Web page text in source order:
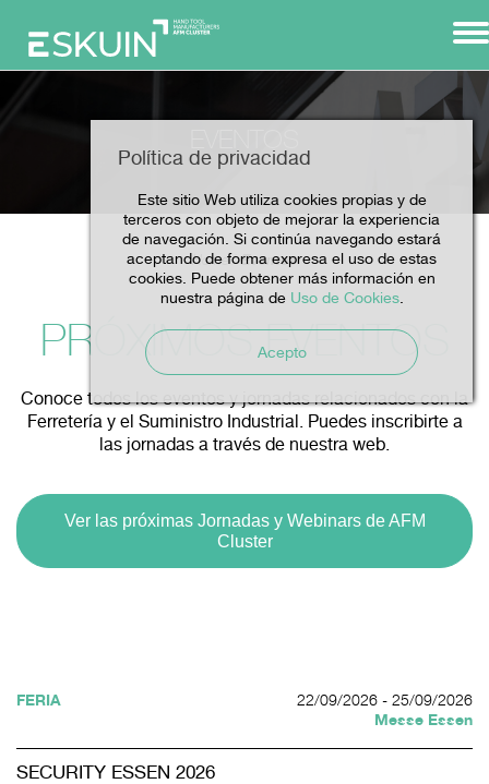
Política de privacidad
Este sitio Web utiliza cookies propias y de
terceros con objeto de mejorar la experiencia
de navegación. Si continúa navegando estará
aceptando de forma expresa el uso de estas
cookies. Puede obtener más información en
nuestra página de Uso de Cookies.
Acepto
Home Eventos
PRÓXIMOS EVENTOS
Conoce todos los eventos y jornadas relacionados con la
Ferretería y el Suministro Industrial. Puedes inscribirte a
las jornadas a través de nuestra web.
Ver las próximas Jornadas y Webinars de AFM
Cluster
FERIA
22/09/2026 - 25/09/2026
Messe Essen
SECURITY ESSEN 2026